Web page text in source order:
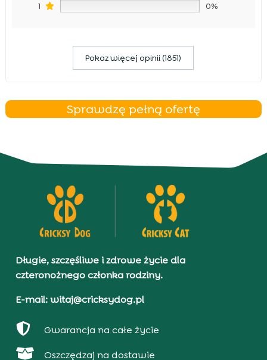
1 0%
Pokaz więcej opinii (1851)
Sprawdzę pełną ofertę
Długie, szczęśliwe i zdrowe życie dla
czteronożnego członka rodziny.
E-mail: witaj@cricksydog.pl
 Gwarancja na całe życie
 Oszczędzaj na dostawie